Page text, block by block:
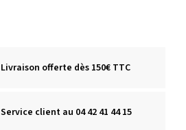
Livraison offerte dès 150€ TTC
Service client au 04 42 41 44 15